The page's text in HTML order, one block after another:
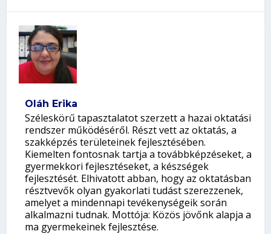
Oláh Erika
Széleskörű tapasztalatot szerzett a hazai oktatási
rendszer működéséről. Részt vett az oktatás, a
szakképzés területeinek fejlesztésében.
Kiemelten fontosnak tartja a továbbképzéseket, a
gyermekkori fejlesztéseket, a készségek
fejlesztését. Elhivatott abban, hogy az oktatásban
résztvevők olyan gyakorlati tudást szerezzenek,
amelyet a mindennapi tevékenységeik során
alkalmazni tudnak. Mottója: Közös jövőnk alapja a
ma gyermekeinek fejlesztése.